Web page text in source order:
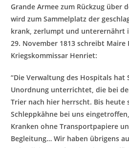
Grande Armee zum Rückzug über
wird zum Sammelplatz der
krank, zerlumpt und unterernährt
29. November 1813 schreibt Maire
Kriegskommissar Henriet:
“Die Verwaltung des Hospitals hat
Unordnung unterrichtet, die bei
Trier nach hier herrscht. Bis heute
Schleppkähne bei uns
Kranken ohne Transportpapiere
Begleitung… Wir haben übrigens